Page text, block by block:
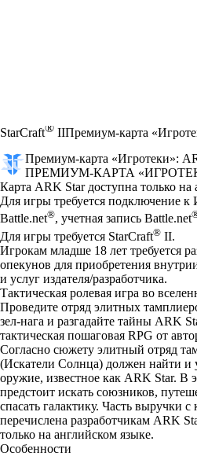
StarCraft® IIПремиум-карта
Премиум-карта «Игротеки»:
ПРЕМИУМ-КАРТА
Цена
Available actions
Карта ARK Star доступна только на
Для игры требуется подключение
Battle.net®, учетная запись Battle.net
Для игры требуется StarCraft® II.
Игрокам младше 18 лет требуется
опекунов для приобретения
и услуг издателя/разработчика.
Тактическая ролевая игра во
Проведите отряд элитных
зел-нага и разгадайте тайны ARK
тактическая пошаговая RPG от
Согласно сюжету элитный отряд
(Искатели Солнца) должен найти и
оружие, известное как ARK Star. В
предстоит искать союзников,
спасать галактику. Часть выручки
перечислена разработчикам ARK
только на английском языке.
Особенности